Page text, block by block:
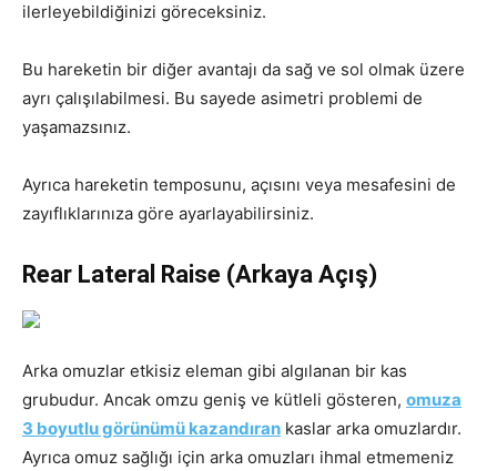
ilerleyebildiğinizi göreceksiniz.
Bu hareketin bir diğer avantajı da sağ ve sol olmak üzere
ayrı çalışılabilmesi. Bu sayede asimetri problemi de
yaşamazsınız.
Ayrıca hareketin temposunu, açısını veya mesafesini de
zayıflıklarınıza göre ayarlayabilirsiniz.
Rear Lateral Raise (Arkaya Açış)
Arka omuzlar etkisiz eleman gibi algılanan bir kas
grubudur. Ancak omzu geniş ve kütleli gösteren, omuza
3 boyutlu görünümü kazandıran kaslar arka omuzlardır.
Ayrıca omuz sağlığı için arka omuzları ihmal etmemeniz